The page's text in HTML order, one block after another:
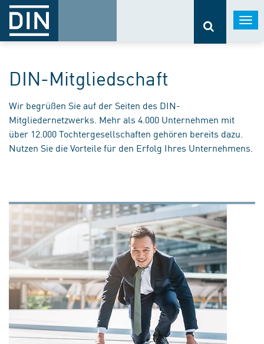
DIN-Mitgliedschaft
Wir begrüßen Sie auf der Seiten des DIN-
Mitgliedernetzwerks. Mehr als 4.000 Unternehmen mit
über 12.000 Tochtergesellschaften gehören bereits dazu.
Nutzen Sie die Vorteile für den Erfolg Ihres Unternehmens.